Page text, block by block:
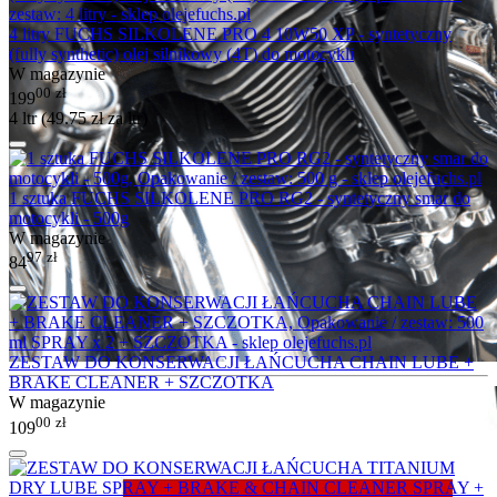
4 litry FUCHS SILKOLENE PRO 4 10W50 XP - syntetyczny
(fully synthetic) olej silnikowy (4T) do motocykli
W magazynie
19900 zł
4 ltr (49.75złza ltr)
1 sztuka FUCHS SILKOLENE PRO RG2 - syntetyczny smar do
motocykli - 500g
W magazynie
8497 zł
ZESTAW DO KONSERWACJI ŁAŃCUCHA CHAIN LUBE +
BRAKE CLEANER + SZCZOTKA
W magazynie
10900 zł